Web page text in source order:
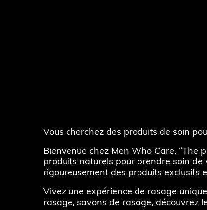
Vous cherchez des produits de soin
Bienvenue chez Men Who Care, “The
produits naturels pour prendre soin de
rigoureusement des produits exclusifs
Vivez une expérience de rasage
rasage, savons de rasage, découvrez